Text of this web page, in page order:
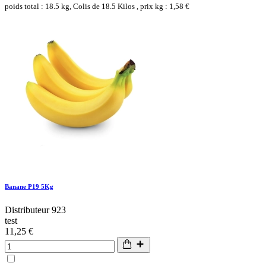
poids total : 18.5 kg, Colis de 18.5 Kilos , prix kg : 1,58 €
Banane P19 5Kg
Distributeur 923
test
11,25 €